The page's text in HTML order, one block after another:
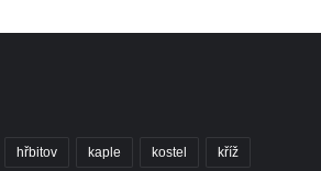
hřbitov kaple kostel kříž